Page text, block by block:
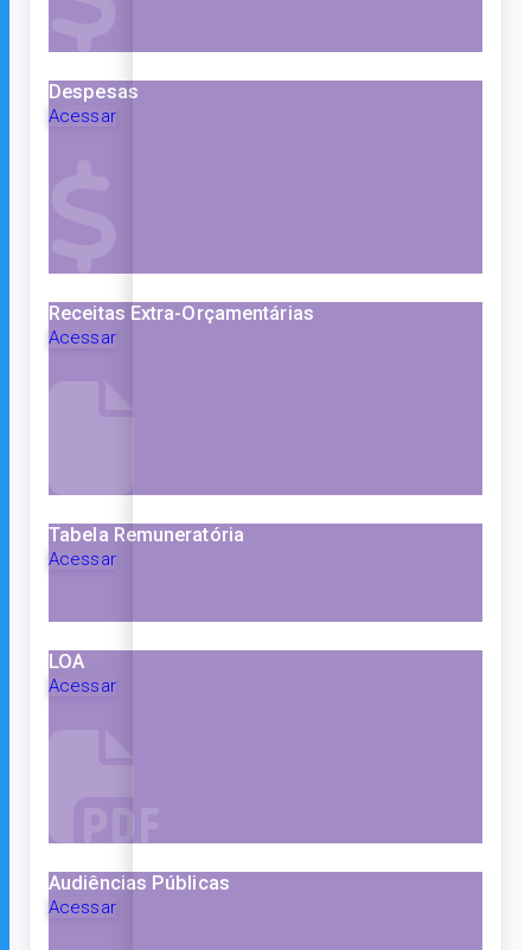
Despesas
Acessar
Receitas Extra-Orçamentárias
Acessar
Tabela Remuneratória
Acessar
LOA
Acessar
Audiências Públicas
Acessar